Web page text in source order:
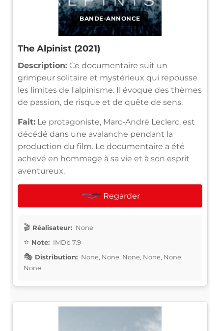
BANDE-ANNONCE
The Alpinist (2021)
Description: Ce documentaire suit un
grimpeur solitaire et mystérieux qui repousse
les limites de l'alpinisme. Il évoque des thèmes
de passion, de risque et de quête de sens.
Fait: Le protagoniste, Marc-André Leclerc, est
décédé dans une avalanche pendant la
production du film. Le documentaire a été
achevé en hommage à sa vie et à son esprit
aventureux.
Regarder
Réalisateur: None
Note: IMDb 7.9
Distribution: None, None, None, None, None,
None